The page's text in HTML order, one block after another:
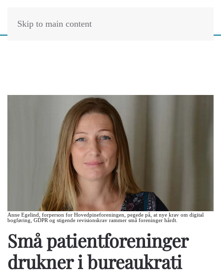
Skip to main content
Anne Egelind, forperson for Hovedpineforeningen, pegede på, at nye krav om digital
bogføring, GDPR og stigende revisionskrav rammer små foreninger hårdt.
Små patientforeninger
drukner i bureaukrati